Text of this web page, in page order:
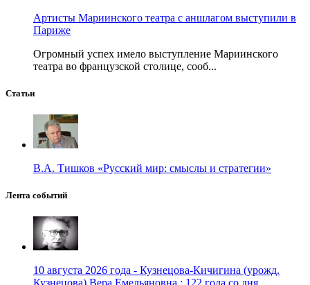
Артисты Мариинского театра с аншлагом выступили в
Париже
Огромный успех имело выступление Мариинского
театра во французской столице, сооб...
Статьи
В.А. Тишков «Русский мир: смыслы и стратегии»
Лента событий
10 августа 2026 года - Кузнецова-Кичигина (урожд.
Кузнецова) Вера Емельяновна : 122 года со дня